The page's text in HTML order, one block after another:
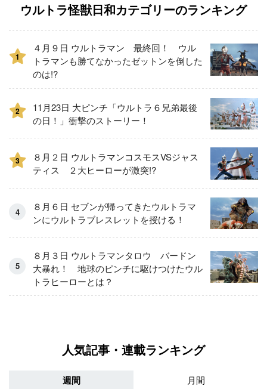
ウルトラ怪獣日和カテゴリーのランキング
1
４月９日 ウルトラマン 最終回！ ウル
トラマンも勝てなかったゼットンを倒した
のは!?
2
11月23日 大ピンチ「ウルトラ６兄弟最後
の日！」衝撃のストーリー！
3
８月２日 ウルトラマンコスモスVSジャス
ティス ２大ヒーローが激突!?
８月６日 セブンが帰ってきたウルトラマ
ンにウルトラブレスレットを授ける！
８月３日 ウルトラマンタロウ バードン
大暴れ！ 地球のピンチに駆けつけたウル
トラヒーローとは？
人気記事・連載ランキング
週間 月間